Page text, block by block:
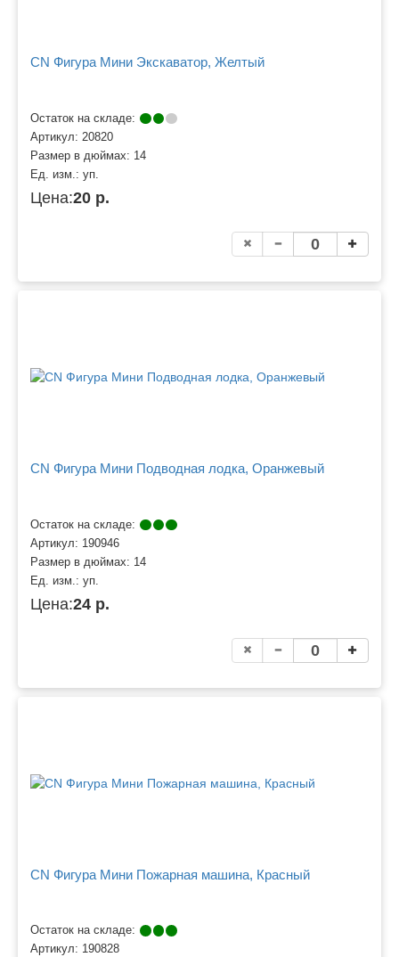
CN Фигура Мини Экскаватор, Желтый
Остаток на складе:
Артикул: 20820
Размер в дюймах: 14
Ед. изм.: уп.
Цена:20 р.
CN Фигура Мини Подводная лодка, Оранжевый
Остаток на складе:
Артикул: 190946
Размер в дюймах: 14
Ед. изм.: уп.
Цена:24 р.
CN Фигура Мини Пожарная машина, Красный
Остаток на складе:
Артикул: 190828